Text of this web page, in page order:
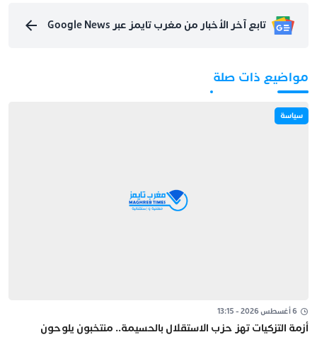
تابع آخر الأخبار من مغرب تايمز عبر Google News
مواضيع ذات صلة
سياسة
6 أغسطس 2026 - 13:15
أزمة التزكيات تهز حزب الاستقلال بالحسيمة.. منتخبون يلوحون